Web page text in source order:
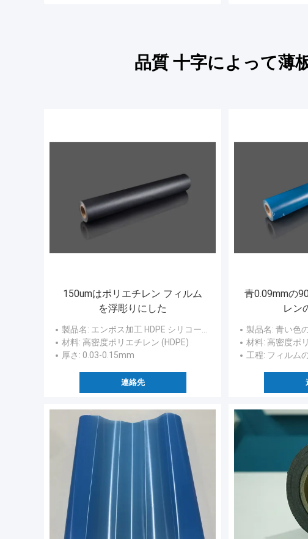
品質 十字によって薄
150umはポリエチレン フィルム
を浮彫りにした
製品名: エンボス加工 HDPE シリコーンコーティング剥離ライナー
材料: 高密度ポリエチレン (HDPE)
厚さ : 0.03-0.15mm
連絡先
青0.09mmの
レン
製品名: 青い色の高
材料: 高密度ポ
工程: フィルム